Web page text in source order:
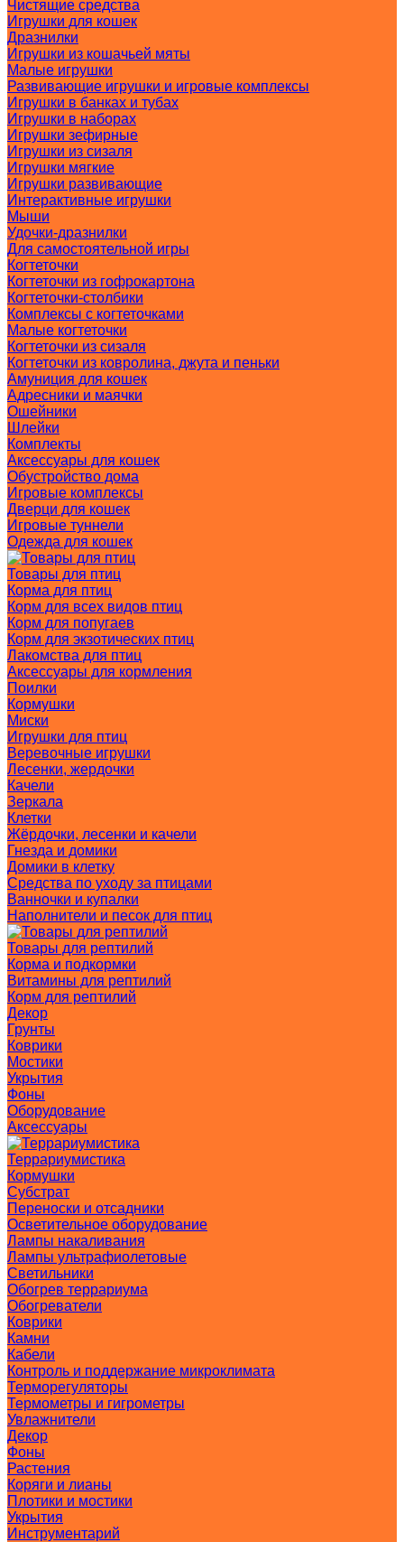
Чистящие средства
Игрушки для кошек
Дразнилки
Игрушки из кошачьей мяты
Малые игрушки
Развивающие игрушки и игровые комплексы
Игрушки в банках и тубах
Игрушки в наборах
Игрушки зефирные
Игрушки из сизаля
Игрушки мягкие
Игрушки развивающие
Интерактивные игрушки
Мыши
Удочки-дразнилки
Для самостоятельной игры
Когтеточки
Когтеточки из гофрокартона
Когтеточки-столбики
Комплексы с когтеточками
Малые когтеточки
Когтеточки из сизаля
Когтеточки из ковролина, джута и пеньки
Амуниция для кошек
Адресники и маячки
Ошейники
Шлейки
Комплекты
Аксессуары для кошек
Обустройство дома
Игровые комплексы
Дверци для кошек
Игровые туннели
Одежда для кошек
Товары для птиц
Корма для птиц
Корм для всех видов птиц
Корм для попугаев
Корм для экзотических птиц
Лакомства для птиц
Аксессуары для кормления
Поилки
Кормушки
Миски
Игрушки для птиц
Веревочные игрушки
Лесенки, жердочки
Качели
Зеркала
Клетки
Жёрдочки, лесенки и качели
Гнезда и домики
Домики в клетку
Средства по уходу за птицами
Ванночки и купалки
Наполнители и песок для птиц
Товары для рептилий
Корма и подкормки
Витамины для рептилий
Корм для рептилий
Декор
Грунты
Коврики
Мостики
Укрытия
Фоны
Оборудование
Аксессуары
Террариумистика
Кормушки
Субстрат
Переноски и отсадники
Осветительное оборудование
Лампы накаливания
Лампы ультрафиолетовые
Светильники
Обогрев террариума
Обогреватели
Коврики
Камни
Кабели
Контроль и поддержание микроклимата
Терморегуляторы
Термометры и гигрометры
Увлажнители
Декор
Фоны
Растения
Коряги и лианы
Плотики и мостики
Укрытия
Инструментарий